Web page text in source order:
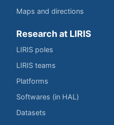
Maps and directions
Research at LIRIS
LIRIS poles
LIRIS teams
Platforms
Softwares (in HAL)
Datasets